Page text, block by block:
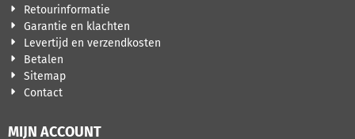
Retourinformatie
Garantie en klachten
Levertijd en verzendkosten
Betalen
Sitemap
Contact
MIJN ACCOUNT